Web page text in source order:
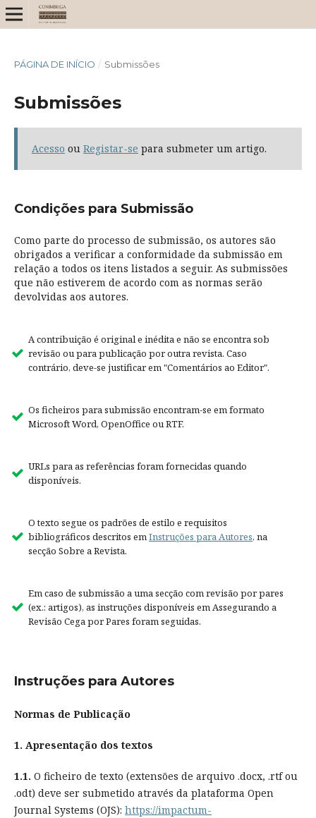
PÁGINA DE INÍCIO / Submissões
Submissões
Acesso ou Registar-se para submeter um artigo.
Condições para Submissão
Como parte do processo de submissão, os autores são
obrigados a verificar a conformidade da submissão em
relação a todos os itens listados a seguir. As submissões
que não estiverem de acordo com as normas serão
devolvidas aos autores.
A contribuição é original e inédita e não se encontra sob
revisão ou para publicação por outra revista. Caso
contrário, deve-se justificar em "Comentários ao Editor".
Os ficheiros para submissão encontram-se em formato
Microsoft Word, OpenOffice ou RTF.
URLs para as referências foram fornecidas quando
disponíveis.
O texto segue os padrões de estilo e requisitos
bibliográficos descritos emInstruções para Autores, na
secção Sobre a Revista.
Em caso de submissão a uma secção com revisão por pares
(ex.: artigos), as instruções disponíveis em Assegurando a
Revisão Cega por Pares foram seguidas.
Instruções para Autores
Normas de Publicação
1. Apresentação dos textos
1.1. O ficheiro de texto (extensões de arquivo .docx, .rtf ou
.odt) deve ser submetido através da plataforma Open
Journal Systems (OJS): https://impactum-